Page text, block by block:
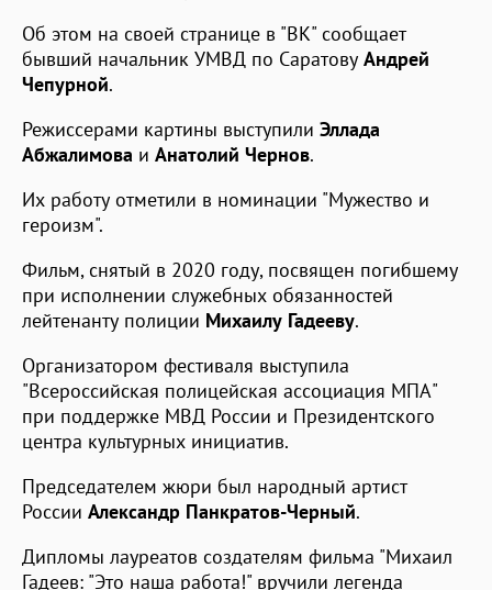
Об этом на своей странице в "ВК" сообщает
бывший начальник УМВД по Саратову Андрей
Чепурной.
Режиссерами картины выступили Эллада
Абжалимова и Анатолий Чернов.
Их работу отметили в номинации "Мужество и
героизм".
Фильм, снятый в 2020 году, посвящен погибшему
при исполнении служебных обязанностей
лейтенанту полиции Михаилу Гадееву.
Организатором фестиваля выступила
"Всероссийская полицейская ассоциация МПА"
при поддержке МВД России и Президентского
центра культурных инициатив.
Председателем жюри был народный артист
России Александр Панкратов-Черный.
Дипломы лауреатов создателям фильма "Михаил
Гадеев: "Это наша работа!" вручили легенда